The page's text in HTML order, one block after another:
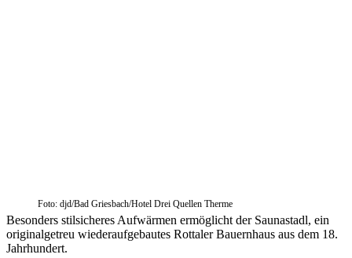
Foto: djd/Bad Griesbach/Hotel Drei Quellen Therme
Besonders stilsicheres Aufwärmen ermöglicht der Saunastadl, ein
originalgetreu wiederaufgebautes Rottaler Bauernhaus aus dem 18.
Jahrhundert.